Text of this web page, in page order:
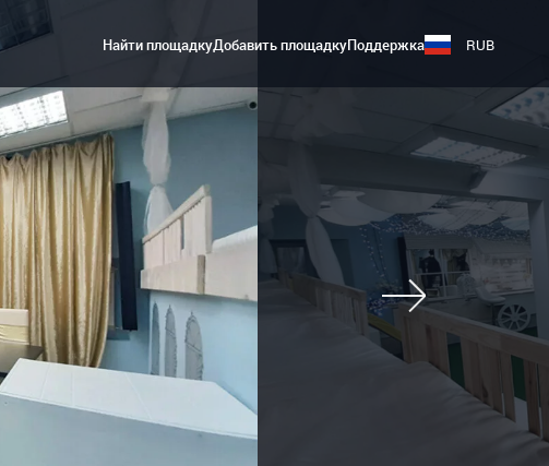
Найти площадкуДобавить площадкуПоддержка RUB